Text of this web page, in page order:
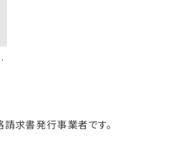
請求書発行事業者です。